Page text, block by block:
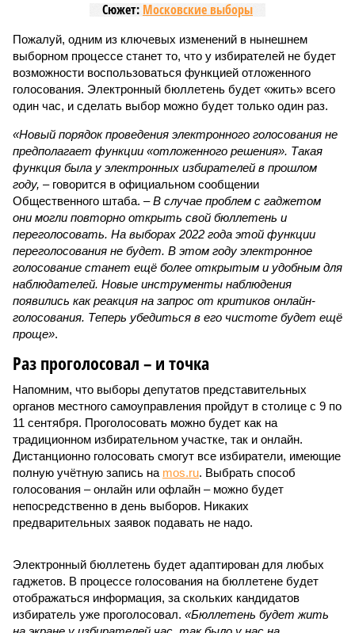
Сюжет: Московские выборы
Пожалуй, одним из ключевых изменений в нынешнем
выборном процессе станет то, что у избирателей не будет
возможности воспользоваться функцией отложенного
голосования. Электронный бюллетень будет «жить» всего
один час, и сделать выбор можно будет только один раз.
«Новый порядок проведения электронного голосования не
предполагает функции «отложенного решения». Такая
функция была у электронных избирателей в прошлом
году, – говорится в официальном сообщении
Общественного штаба. –В случае проблем с гаджетом
они могли повторно открыть свой бюллетень и
переголосовать. На выборах 2022 года этой функции
переголосования не будет. В этом году электронное
голосование станет ещё более открытым и удобным для
наблюдателей. Новые инструменты наблюдения
появились как реакция на запрос от критиков онлайн-
голосования. Теперь убедиться в его чистоте будет ещё
проще».
Раз проголосовал – и точка
Напомним, что выборы депутатов представительных
органов местного самоуправления пройдут в столице с 9 по
11 сентября. Проголосовать можно будет как на
традиционном избирательном участке, так и онлайн.
Дистанционно голосовать смогут все избиратели, имеющие
полную учётную запись на mos.ru. Выбрать способ
голосования – онлайн или офлайн – можно будет
непосредственно в день выборов. Никаких
предварительных заявок подавать не надо.
Электронный бюллетень будет адаптирован для любых
гаджетов. В процессе голосования на бюллетене будет
отображаться информация, за скольких кандидатов
избиратель уже проголосовал. «Бюллетень будет жить